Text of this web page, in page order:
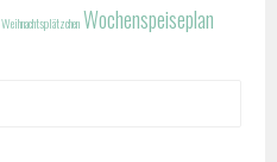
Weihnachtsplätzchen Wochenspeiseplan